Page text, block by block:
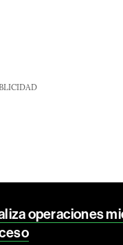
operaciones